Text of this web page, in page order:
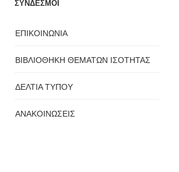
ΣΥΝΔΕΣΜΟΙ
ΕΠΙΚΟΙΝΩΝΙΑ
ΒΙΒΛΙΟΘΗΚΗ ΘΕΜΑΤΩΝ ΙΣΟΤΗΤΑΣ
ΔΕΛΤΙΑ ΤΥΠΟΥ
ΑΝΑΚΟΙΝΩΣΕΙΣ